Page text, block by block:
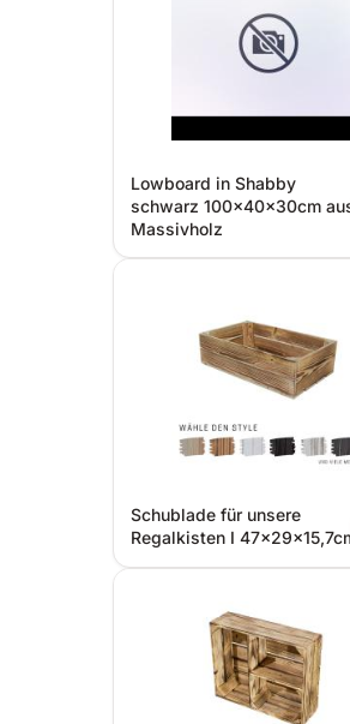
Lowboard in Shabby
schwarz 100x40x30cm
Massivholz
Schublade für unsere
Regalkisten I